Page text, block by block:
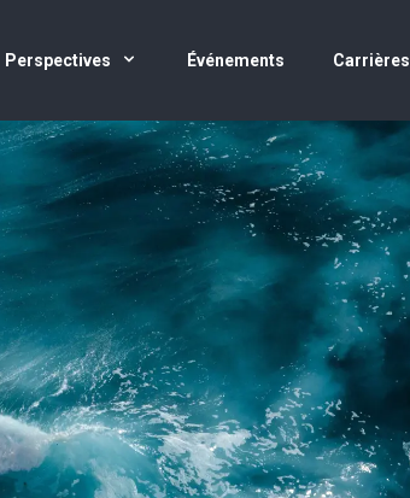
Perspectives Événements Carrières